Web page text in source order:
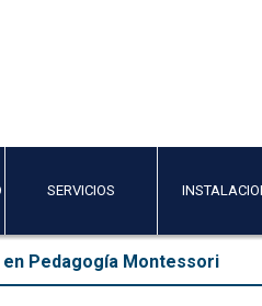
SERVICIOS
Pedagogía Montessori